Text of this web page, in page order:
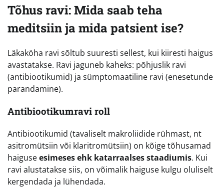
Tõhus ravi: Mida saab teha
meditsiin ja mida patsient ise?
Läkaköha ravi sõltub suuresti sellest, kui kiiresti haigus
avastatakse. Ravi jaguneb kaheks: põhjuslik ravi
(antibiootikumid) ja sümptomaatiline ravi (enesetunde
parandamine).
Antibiootikumravi roll
Antibiootikumid (tavaliselt makroliidide rühmast, nt
asitromütsiin või klaritromütsiin) on kõige tõhusamad
haiguseesimeses ehk katarraalses staadiumis. Kui
ravi alustatakse siis, on võimalik haiguse kulgu oluliselt
kergendada ja lühendada.